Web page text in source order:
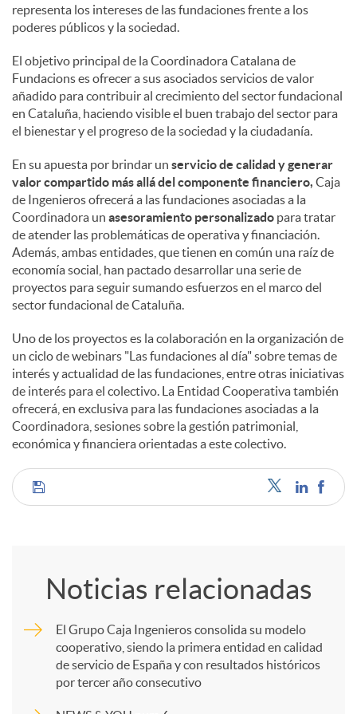
representa los intereses de las fundaciones frente a los
poderes públicos y la sociedad.
El objetivo principal de la Coordinadora Catalana de
Fundacions es ofrecer a sus asociados servicios de valor
añadido para contribuir al crecimiento del sector fundacional
en Cataluña, haciendo visible el buen trabajo del sector para
el bienestar y el progreso de la sociedad y la ciudadanía.
En su apuesta por brindar un servicio de calidad y generar
valor compartido más allá del componente financiero, Caja
de Ingenieros ofrecerá a las fundaciones asociadas a la
Coordinadora un asesoramiento personalizado para tratar
de atender las problemáticas de operativa y financiación.
Además, ambas entidades, que tienen en común una raíz de
economía social, han pactado desarrollar una serie de
proyectos para seguir sumando esfuerzos en el marco del
sector fundacional de Cataluña.
Uno de los proyectos es la colaboración en la organización de
un ciclo de webinars "Las fundaciones al día" sobre temas de
interés y actualidad de las fundaciones, entre otras iniciativas
de interés para el colectivo. La Entidad Cooperativa también
ofrecerá, en exclusiva para las fundaciones asociadas a la
Coordinadora, sesiones sobre la gestión patrimonial,
económica y financiera orientadas a este colectivo.
C
Noticias relacionadas
El Grupo Caja Ingenieros consolida su modelo
cooperativo, siendo la primera entidad en calidad
de servicio de España y con resultados históricos
por tercer año consecutivo